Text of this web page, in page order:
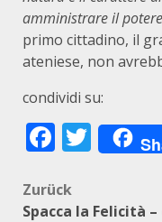
amministrare il
primo cittadino, il
ateniese, non
condividi su:
Zurück
Spacca la Felicità